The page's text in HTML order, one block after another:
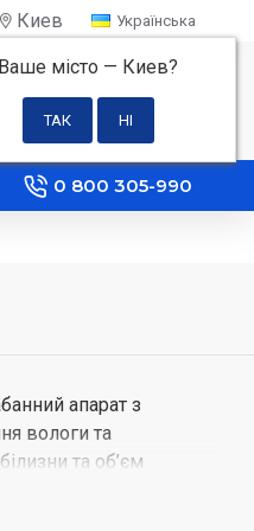
Киев
Ваше місто — Киев?
Українська
0 грн
0 800 305-990
апарат з
вологи та
та об’єм
речами.